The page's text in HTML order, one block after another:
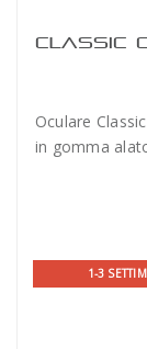
CLASSIC
Oculare
in gomma
1-3